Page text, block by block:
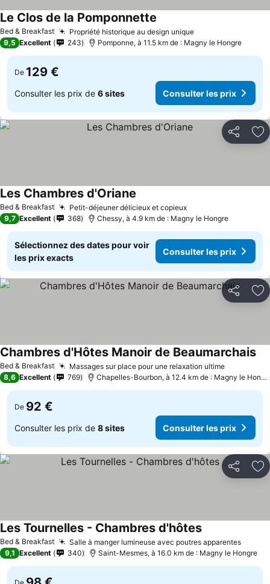
Bed & Breakfast Propriété historique au design unique
Le Clos de la Pomponnette
9,5 Excellent 243 Pomponne, à 11.5 km de : Magny le Hongre
De 129 €
Consulter les prix de 6 sites Consulter les prix
Partager
Bed & Breakfast Petit-déjeuner délicieux et copieux
Les Chambres d'Oriane
9,7 Excellent 368 Chessy, à 4.9 km de : Magny le Hongre
Sélectionnez des dates pour voir
les prix exacts
Consulter les prix
Partager
Bed & Breakfast Massages sur place pour une relaxation ultime
Chambres d'Hôtes Manoir de Beaumarchais
8,6 Excellent 769 Chapelles-Bourbon, à 12.4 km de : Magny le Hongre
De 92 €
Consulter les prix de 8 sites Consulter les prix
Partager
Bed & Breakfast Salle à manger lumineuse avec poutres apparentes
Les Tournelles - Chambres d'hôtes
9,1 Excellent 340 Saint-Mesmes, à 16.0 km de : Magny le Hongre
De